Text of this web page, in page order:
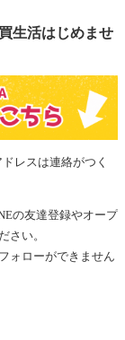
生活はじめませ
レスは連絡がつく
の友達登録やオープ
さい。
ォローができません